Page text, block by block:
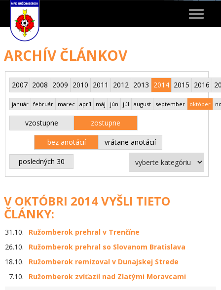
Toggle
ARCHÍV ČLÁNKOV
2007 2008 2009 2010 2011 2012 2013 2014 2015 2016
január február marec apríl máj jún júl august september október
vzostupne zostupne
bez anotácií vrátane anotácií
posledných 30
V OKTÓBRI 2014 VYŠLI TIETO
ČLÁNKY:
31.10.
Ružomberok prehral v Trenčíne
26.10.
Ružomberok prehral so Slovanom Bratislava
18.10.
Ružomberok remizoval v Dunajskej Strede
7.10.
Ružomberok zvíťazil nad Zlatými Moravcami